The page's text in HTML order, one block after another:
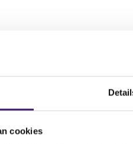
cookies
stemmen